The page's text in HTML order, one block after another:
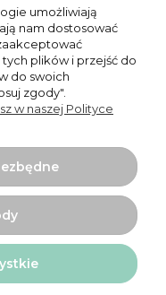
umożliwiają
nam dostosować
plików i przejść do
do swoich
zgody".
w naszej Polityce